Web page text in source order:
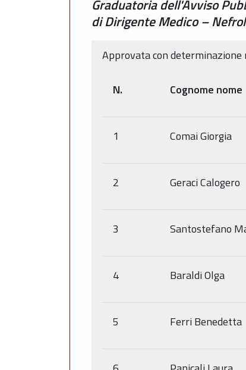
Graduatoria dell'Avviso
di Dirigente Medico –
Approvata con
N. Cognome nome
1 Comai Giorgia
2 Geraci Calogero
3 Santostefano
4 Baraldi Olga
5 Ferri Benedetta